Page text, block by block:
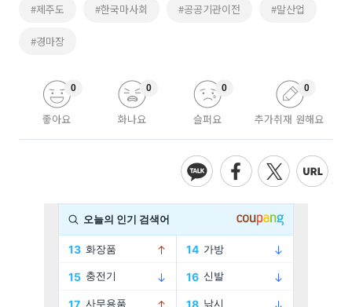
#제주도 #한국마사회 #공공기관이전 #말산업
#경마장
좋아요
0
화나요
0
슬퍼요
0
추가취재 원해요
0